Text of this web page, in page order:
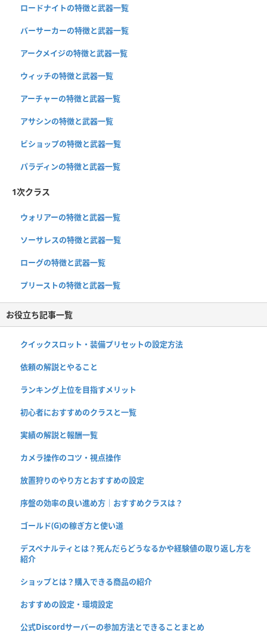
ロードナイトの特徴と武器一覧
バーサーカーの特徴と武器一覧
アークメイジの特徴と武器一覧
ウィッチの特徴と武器一覧
アーチャーの特徴と武器一覧
アサシンの特徴と武器一覧
ビショップの特徴と武器一覧
パラディンの特徴と武器一覧
1次クラス
ウォリアーの特徴と武器一覧
ソーサレスの特徴と武器一覧
ローグの特徴と武器一覧
プリーストの特徴と武器一覧
お役立ち記事一覧
クイックスロット・装備プリセットの設定方法
依頼の解説とやること
ランキング上位を目指すメリット
初心者におすすめのクラスと一覧
実績の解説と報酬一覧
カメラ操作のコツ・視点操作
放置狩りのやり方とおすすめの設定
序盤の効率の良い進め方｜おすすめクラスは？
ゴールド(G)の稼ぎ方と使い道
デスペナルティとは？死んだらどうなるかや経験値の取り返し方を
紹介
ショップとは？購入できる商品の紹介
おすすめの設定・環境設定
公式Discordサーバーの参加方法とできることまとめ